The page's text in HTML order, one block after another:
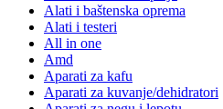
Alati i baštenska oprema
Alati i testeri
All in one
Amd
Aparati za kafu
Aparati za kuvanje/dehidratori